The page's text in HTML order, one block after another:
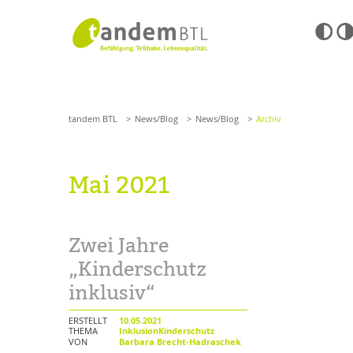
Barrierefrei-
ANGEBOTE
KITA & FRÜHE HILFEN
Grundschulen
Oberschulen
Förderzentren
Kollegs
EFöB
Schulbezogene Sozialarbeit
Tagesgruppen
tandem BTL News/Blog
tandem BTL News/Blog News/Blog Archiv
Mai 2021
Zwei Jahre
„Kinderschutz
inklusiv“
ERSTELLT
10.05.2021
THEMA
InklusionKinderschutz
VON
Barbara Brecht-Hadraschek